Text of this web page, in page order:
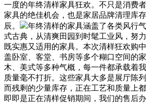
一度的年终清样家具狂欢。不只是消费
家具的绝佳机会，也是家居品牌清理库
辰。
年终清样的家具涵盖了各类风行
式古典，从清爽田园到时髦工业风，努
既实惠又适用的家具。本次清样狂欢购
盖卧室、客堂、书房等多个糊口空间的
木、美式等多种气概，每一件都承载着
质量毫不打折。这些家具大多是展厅陈
而残剩的少量库存，正在工艺和质量上
即即是正在清样促销期间，我们的售后